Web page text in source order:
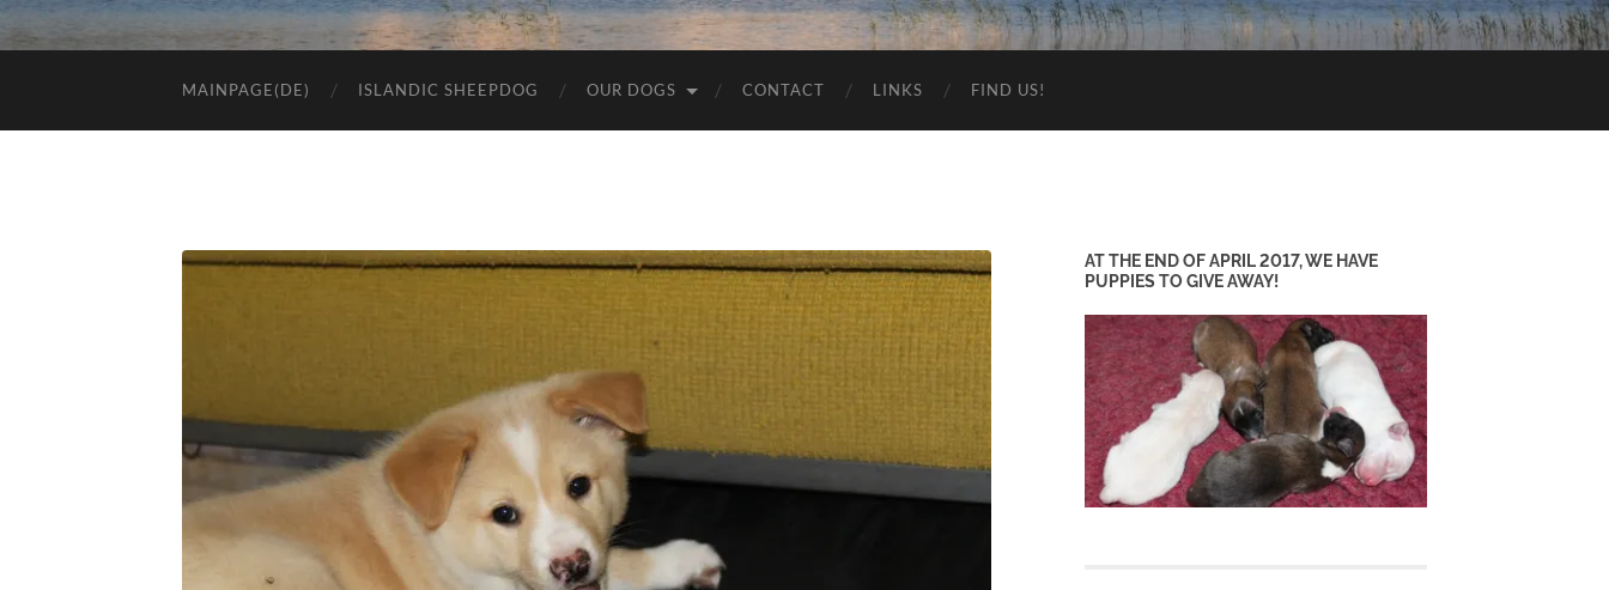
MAINPAGE(DE) ISLANDIC SHEEPDOG OUR DOGS CONTACT LINKS FIND US!
AT THE END OF APRIL 2017, WE HAVE
PUPPIES TO GIVE AWAY!